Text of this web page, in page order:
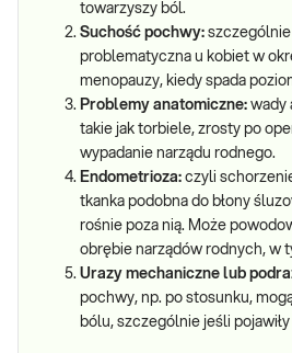
towarzyszy ból.
Suchość pochwy: szczególnie
problematyczna u kobiet w
menopauzy, kiedy spada
Problemy anatomiczne: wady
takie jak torbiele, zrosty po
wypadanie narządu rodnego.
Endometrioza: czyli
tkanka podobna do błony
rośnie poza nią. Może
obrębie narządów rodnych, w
Urazy mechaniczne lub
pochwy, np. po stosunku,
bólu, szczególnie jeśli